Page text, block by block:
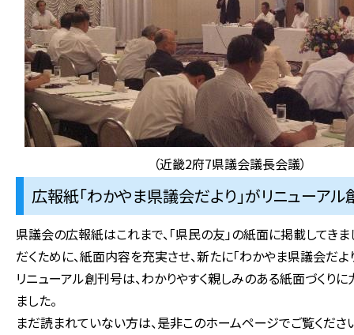
（近畿2府7県議会議長会議）
広報紙「わかやま県議会だより」がリニューア
県議会の広報紙はこれまで、「県民の友」の紙面に掲載してき
だくために、紙面内容を充実させ、新たに「わかやま県議会だ
リニューアル創刊号は、わかりやすく親しみのある紙面づく
ました。
まだ読まれていない方は、是非このホームページでご覧くださ